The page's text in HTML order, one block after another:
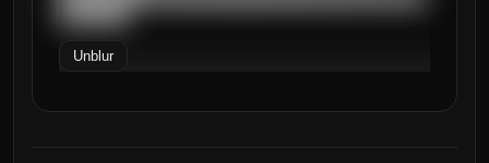
████████
Unblur